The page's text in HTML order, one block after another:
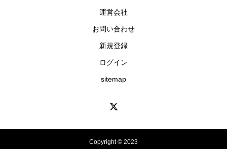
運営会社
お問い合わせ
新規登録
ログイン
sitemap
Copyright © 2023